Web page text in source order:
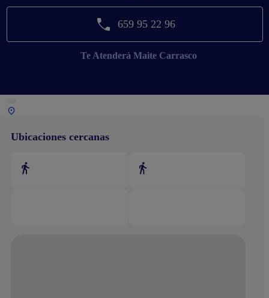
659 95 22 96
Te Atenderá Maite Carrasco
Ubicaciones cercanas